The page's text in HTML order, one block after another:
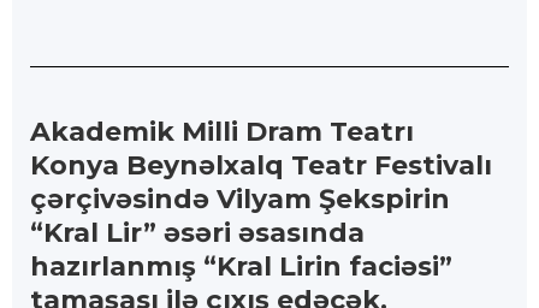
Akademik Milli Dram Teatrı
Konya Beynəlxalq Teatr Festivalı
çərçivəsində Vilyam Şekspirin
“Kral Lir” əsəri əsasında
hazırlanmış “Kral Lirin faciəsi”
tamaşası ilə çıxış edəcək.